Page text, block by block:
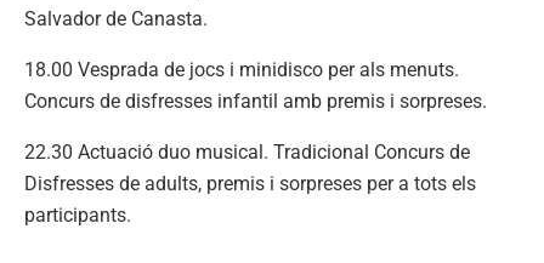
Salvador de Canasta.
18.00 Vesprada de jocs i minidisco per als menuts.
Concurs de disfresses infantil amb premis i sorpreses.
22.30 Actuació duo musical. Tradicional Concurs de
Disfresses de adults, premis i sorpreses per a tots els
participants.